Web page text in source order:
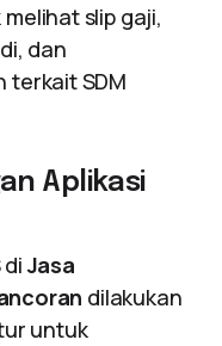
slip gaji,
dan
terkait SDM
Aplikasi
diJasa
dilakukan
untuk